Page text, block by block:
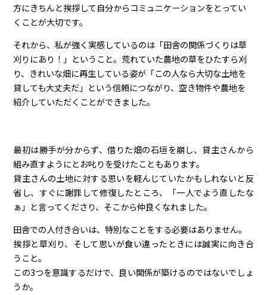
方にきちんと挨拶して自分からコミュニケーションをとってい
くことが大切です。
それから、私が強く実感しているのは「田舎の関係づくりは草
刈りにあり！」ということ。荒れていた農地の草をひたすら刈
り、きれいな畑に再生している姿が「この人なら大切な土地を
貸しても大丈夫だ」という信頼につながり、空き物件や農地を
紹介していただくことができました。
最初は勝手が分からず、借りた畑の石垣を崩し、貸主さんから
組み直すようにとお叱りを受けたこともあります。
貸主さんの土地に対する思いを軽んじていたかもしれないと反
省し、すぐに謝罪して修復したところ、「一人でよう直したな
ぁ」と言ってくださり、そこから仲良くなれました。
田舎での人付き合いは、特別なことをする必要はありません。
挨拶と草刈り、そして思いが食い違ったときには誠実に向き合
うこと。
この3つを意識するだけで、良い関係が築けるのではないでしょ
うか。